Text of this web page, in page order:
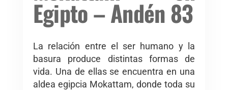
Egipto – Andén 83
La relación entre el ser humano y la
basura produce distintas formas de
vida. Una de ellas se encuentra en una
aldea egipcia Mokattam, donde toda su